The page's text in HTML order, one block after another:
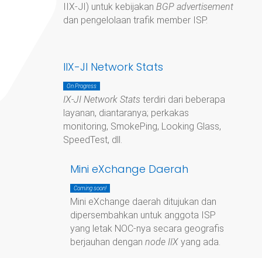
IIX-JI) untuk kebijakan BGP advertisement
dan pengelolaan trafik member ISP.
IIX-JI Network Stats
On Progress
IX-JI Network Stats terdiri dari beberapa
layanan, diantaranya; perkakas
monitoring, SmokePing, Looking Glass,
SpeedTest, dll.
Mini eXchange Daerah
Coming soon!
Mini eXchange daerah ditujukan dan
dipersembahkan untuk anggota ISP
yang letak NOC-nya secara geografis
berjauhan dengan node IIXyang ada.